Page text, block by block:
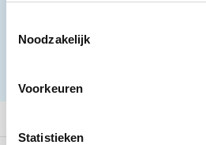
Noodzakelijk
Voorkeuren
Statistieken
promoties